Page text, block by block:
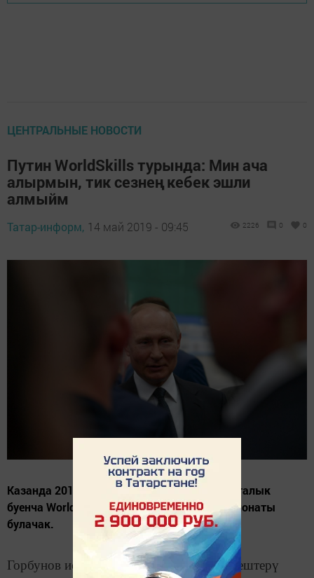
ЦЕНТРАЛЬНЫЕ НОВОСТИ
Путин WorldSkills турында: Мин ача
алырмын, тик сезнең кебек эшли
алмыйм
Татар-информ, 14 май 2019 - 09:45 2226 0 0
Казанда 2019 елның августында һөнәри осталык
буенча WorldSkills International дөнья чемпионаты
булачак.
Горбунов исемендәге Казан авиация җитештерү